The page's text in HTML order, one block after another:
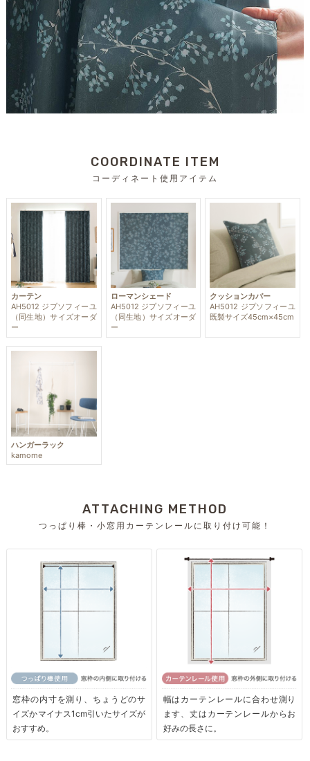
COORDINATE ITEM
コーディネート使用アイテム
カーテン
AH5012 ジプソフィーユ
（同生地）サイズオーダ
ー
ローマンシェード
AH5012 ジプソフィーユ
（同生地）サイズオーダ
ー
クッションカバー
AH5012 ジプソフィーユ
既製サイズ45cm×45cm
ハンガーラック
kamome
ATTACHING METHOD
つっぱり棒・小窓用カーテンレールに取り付け可能！
窓枠の内寸を測り、ちょうどのサ
イズかマイナス1cm引いたサイズが
おすすめ。
幅はカーテンレールに合わせ測り
ます、丈はカーテンレールからお
好みの長さに。